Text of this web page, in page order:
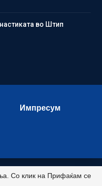
во Штип
Импресум
Rights Reserved.
Со клик на Прифаќам се